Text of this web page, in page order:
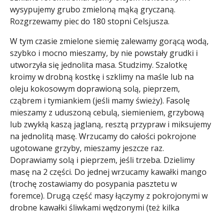
wysypujemy grubo zmieloną mąką gryczaną.
Rozgrzewamy piec do 180 stopni Celsjusza.
W tym czasie zmielone siemię zalewamy gorącą wodą,
szybko i mocno mieszamy, by nie powstały grudki i
utworzyła się jednolita masa. Studzimy. Szalotkę
kroimy w drobną kostkę i szklimy na maśle lub na
oleju kokosowym doprawioną solą, pieprzem,
cząbrem i tymiankiem (jeśli mamy świeży). Fasolę
mieszamy z uduszoną cebulą, siemieniem, grzybową
lub zwykłą kaszą jaglaną, resztą przypraw i miksujemy
na jednolitą masę. Wrzucamy do całości pokrojone
ugotowane grzyby, mieszamy jeszcze raz.
Doprawiamy solą i pieprzem, jeśli trzeba. Dzielimy
masę na 2 części. Do jednej wrzucamy kawałki mango
(trochę zostawiamy do posypania pasztetu w
foremce). Drugą część masy łączymy z pokrojonymi w
drobne kawałki śliwkami wędzonymi (też kilka